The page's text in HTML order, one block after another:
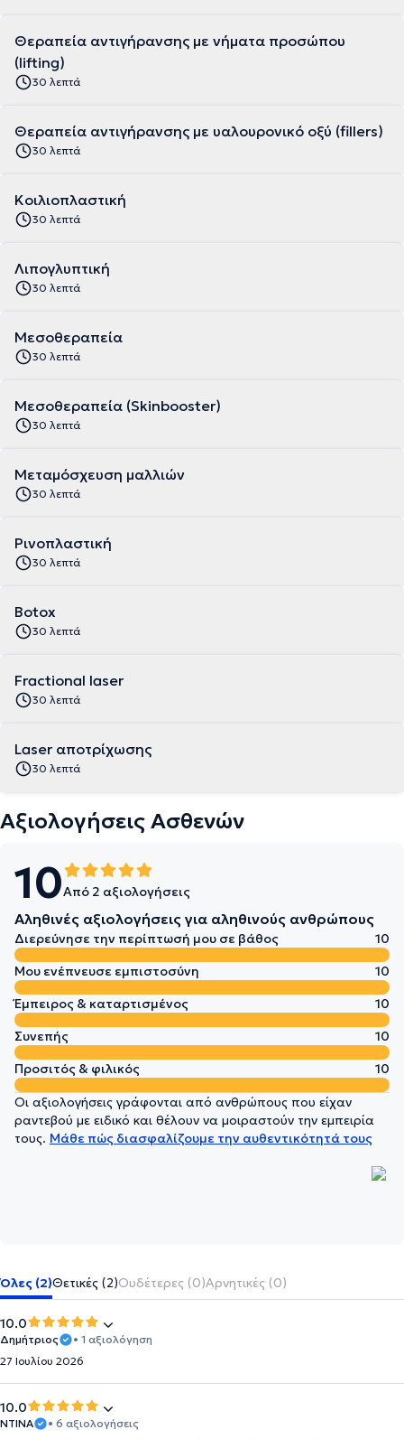
Θεραπεία αντιγήρανσης με νήματα προσώπου
(lifting)
30 λεπτά
Θεραπεία αντιγήρανσης με υαλουρονικό οξύ (fillers)
30 λεπτά
Κοιλιοπλαστική
30 λεπτά
Λιπογλυπτική
30 λεπτά
Μεσοθεραπεία
30 λεπτά
Μεσοθεραπεία (Skinbooster)
30 λεπτά
Μεταμόσχευση μαλλιών
30 λεπτά
Ρινοπλαστική
30 λεπτά
Botox
30 λεπτά
Fractional laser
30 λεπτά
Laser αποτρίχωσης
30 λεπτά
Αξιολογήσεις Ασθενών
10Από 2 αξιολογήσεις
Αληθινές αξιολογήσεις για αληθινούς ανθρώπους
Διερεύνησε την περίπτωσή μου σε βάθος
10
Μου ενέπνευσε εμπιστοσύνη
10
Έμπειρος & καταρτισμένος
10
Συνεπής
10
Προσιτός & φιλικός
10
Οι αξιολογήσεις γράφονται από ανθρώπους που είχαν
ραντεβού με ειδικό και θέλουν να μοιραστούν την εμπειρία
τους. Μάθε πώς διασφαλίζουμε την αυθεντικότητά τους
Όλες (2)Θετικές (2)Ουδέτερες (0)Αρνητικές (0)
10.0
Δημήτριος
• 1 αξιολόγηση
27 Ιουλίου 2026
10.0
ΝΤΙΝΑ • 6 αξιολογήσεις